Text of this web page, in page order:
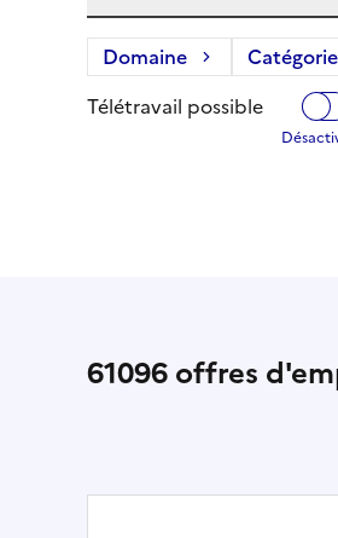
Domaine Catégorie
Télétravail possible
61096offres